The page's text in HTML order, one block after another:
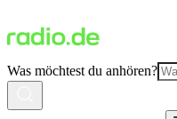
Was möchtest du anhören?